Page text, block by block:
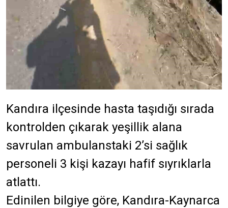
Kandıra ilçesinde hasta taşıdığı sırada
kontrolden çıkarak yeşillik alana
savrulan ambulanstaki 2’si sağlık
personeli 3 kişi kazayı hafif sıyrıklarla
atlattı.
Edinilen bilgiye göre, Kandıra-Kaynarca